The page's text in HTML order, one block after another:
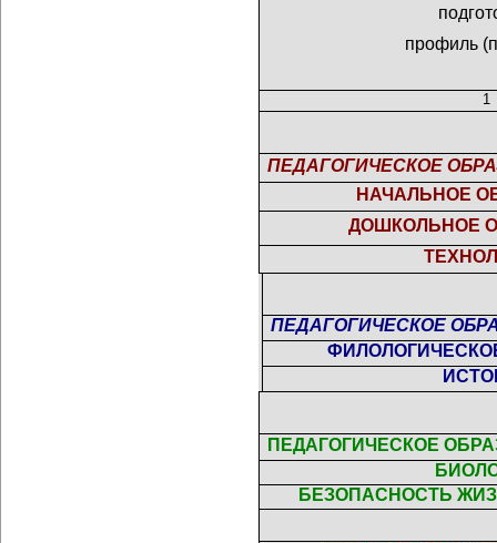
профиль
1
ПЕДАГОГИЧЕСКОЕ
НАЧАЛЬНОЕ
ДОШКОЛЬНОЕ
ПЕДАГОГИЧЕСКОЕ
ПЕДАГОГИЧЕСКОЕ
БЕЗОПАСНОСТЬ